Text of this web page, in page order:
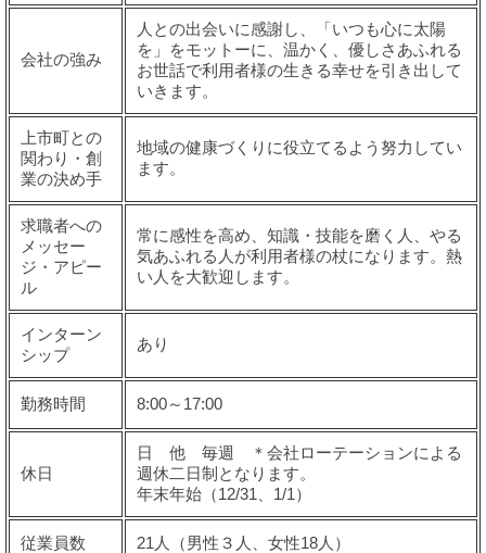
会社の強み
人との出会いに感謝し、「いつも心に太陽
を」をモットーに、温かく、優しさあふれる
お世話で利用者様の生きる幸せを引き出して
いきます。
上市町との
関わり・創
業の決め手
地域の健康づくりに役立てるよう努力してい
ます。
求職者への
メッセー
ジ・アピー
ル
常に感性を高め、知識・技能を磨く人、やる
気あふれる人が利用者様の杖になります。熱
い人を大歓迎します。
インターン
シップ
あり
勤務時間 8:00～17:00
休日
日 他 毎週
＊会社ローテーションによる
週休二日制となります。
年末年始（12/31、1/1）
従業員数 21人（男性３人、女性18人）